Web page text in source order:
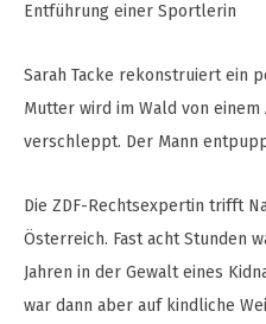
Entführung einer Sportlerin
Sarah Tacke rekonstruiert ein
Mutter wird im Wald von einem
verschleppt. Der Mann
Die ZDF-Rechtsexpertin trifft
Österreich. Fast acht Stunden
Jahren in der Gewalt eines
war dann aber auf kindliche